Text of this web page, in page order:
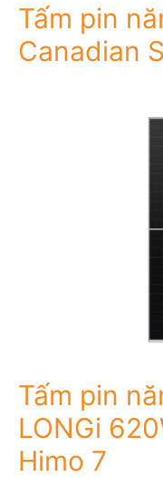
Tấm pin
Canadian
Tấm pin
LONGi
Himo 7